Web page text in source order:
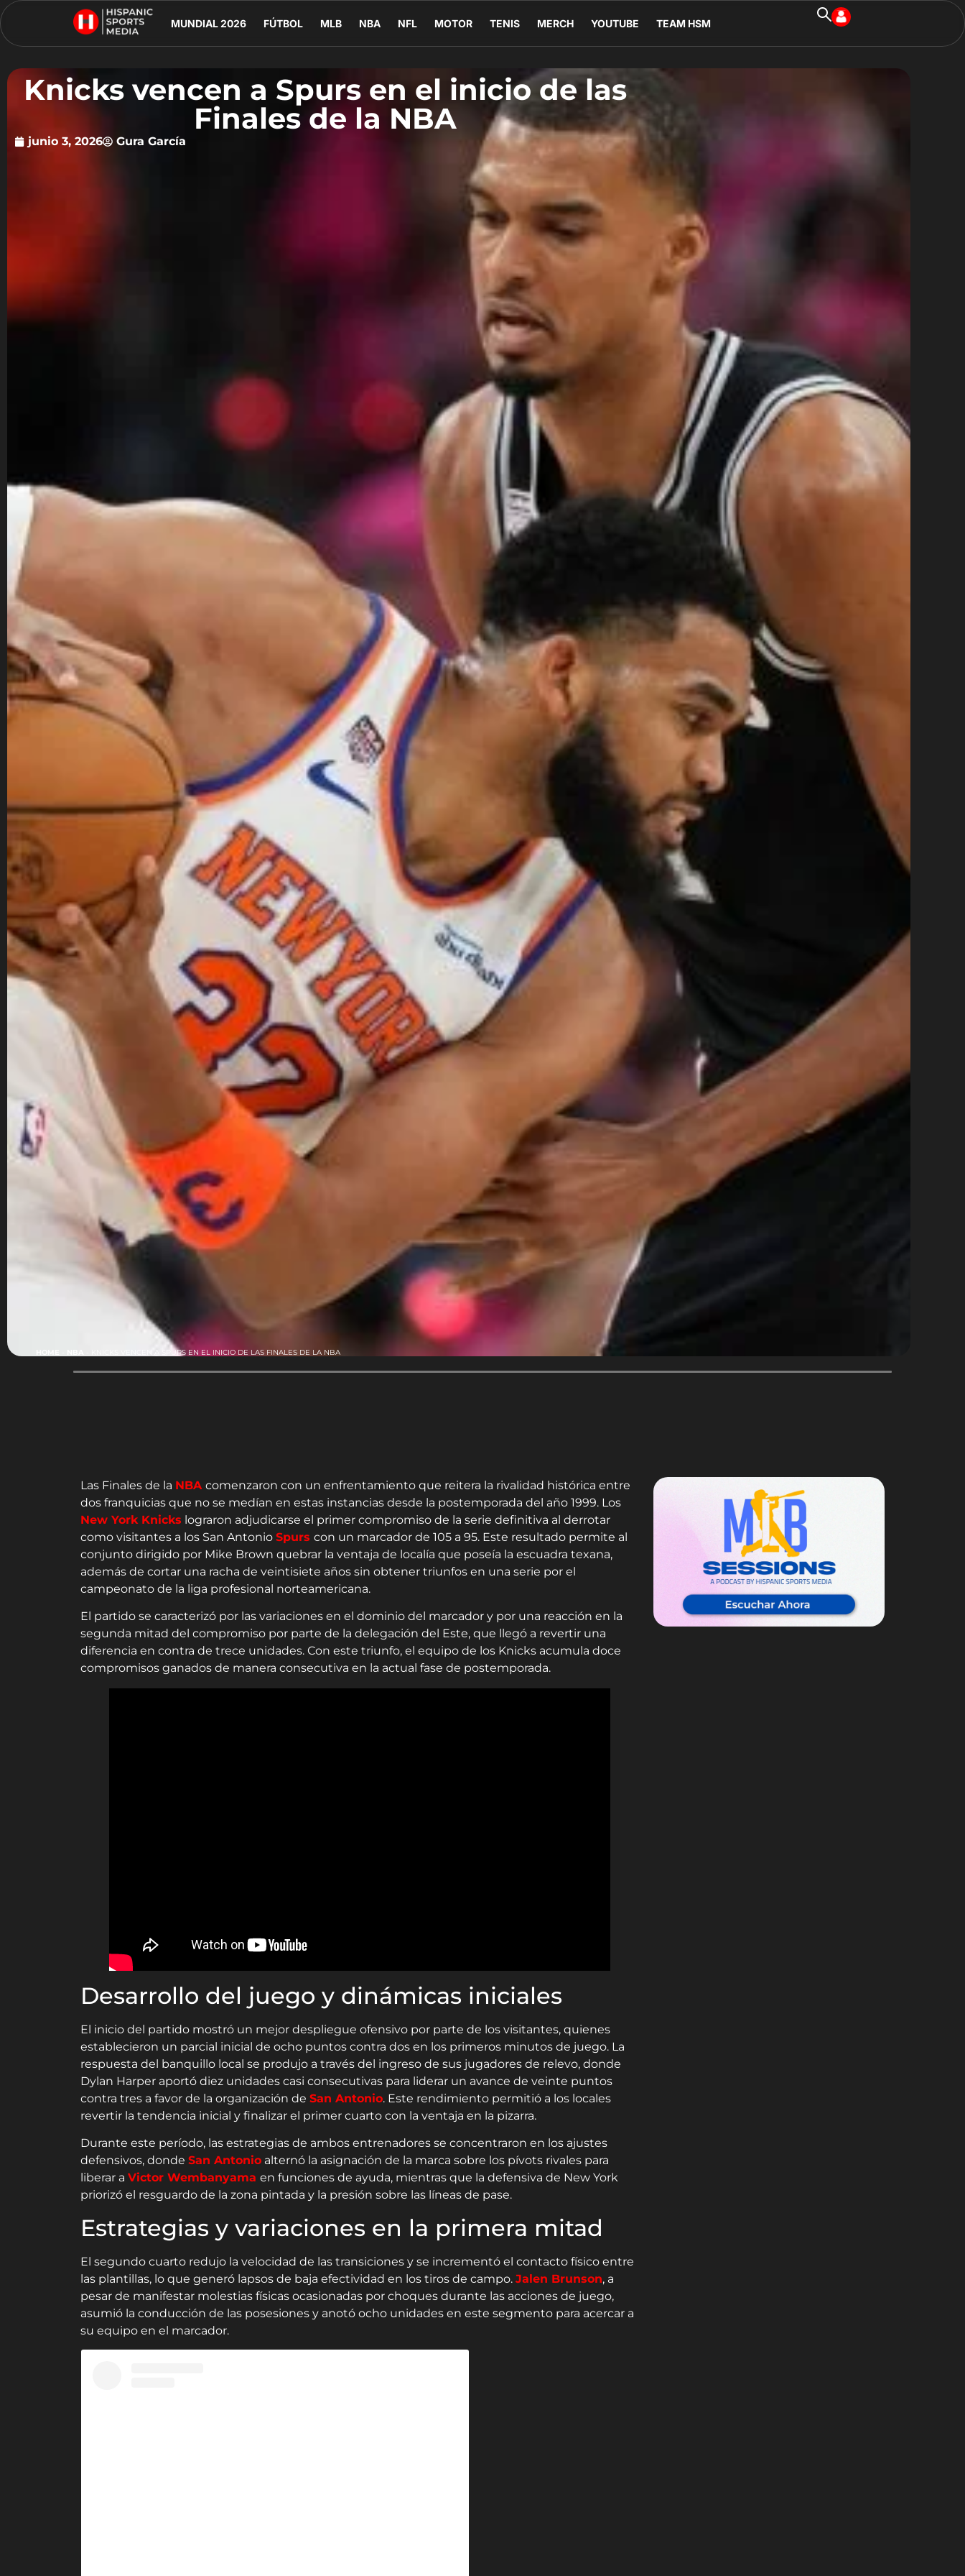
MUNDIAL 2026 FÚTBOL MLB NBA NFL MOTOR TENIS MERCH YOUTUBE TEAM HSM
Knicks vencen a Spurs en el inicio de las
Finales de la NBA
junio 3, 2026 Gura García
HOME KNICKS VENCEN A SPURS EN EL INICIO DE LAS FINALES DE LA NBA
Las Finales de la NBA comenzaron con un enfrentamiento que reitera la rivalidad histórica entre
dos franquicias que no se medían en estas instancias desde la postemporada del año 1999. Los
New York Knicks lograron adjudicarse el primer compromiso de la serie definitiva al derrotar
como visitantes a los San Antonio Spurs con un marcador de 105 a 95. Este resultado permite al
conjunto dirigido por Mike Brown quebrar la ventaja de localía que poseía la escuadra texana,
además de cortar una racha de veintisiete años sin obtener triunfos en una serie por el
campeonato de la liga profesional norteamericana.
El partido se caracterizó por las variaciones en el dominio del marcador y por una reacción en la
segunda mitad del compromiso por parte de la delegación del Este, que llegó a revertir una
diferencia en contra de trece unidades. Con este triunfo, el equipo de los Knicks acumula doce
compromisos ganados de manera consecutiva en la actual fase de postemporada.
Desarrollo del juego y dinámicas iniciales
El inicio del partido mostró un mejor despliegue ofensivo por parte de los visitantes, quienes
establecieron un parcial inicial de ocho puntos contra dos en los primeros minutos de juego. La
respuesta del banquillo local se produjo a través del ingreso de sus jugadores de relevo, donde
Dylan Harper aportó diez unidades casi consecutivas para liderar un avance de veinte puntos
contra tres a favor de la organización de San Antonio. Este rendimiento permitió a los locales
revertir la tendencia inicial y finalizar el primer cuarto con la ventaja en la pizarra.
Durante este período, las estrategias de ambos entrenadores se concentraron en los ajustes
defensivos, donde San Antonio alternó la asignación de la marca sobre los pívots rivales para
liberar a Victor Wembanyama en funciones de ayuda, mientras que la defensiva de New York
priorizó el resguardo de la zona pintada y la presión sobre las líneas de pase.
Estrategias y variaciones en la primera mitad
El segundo cuarto redujo la velocidad de las transiciones y se incrementó el contacto físico entre
las plantillas, lo que generó lapsos de baja efectividad en los tiros de campo. Jalen Brunson, a
pesar de manifestar molestias físicas ocasionadas por choques durante las acciones de juego,
asumió la conducción de las posesiones y anotó ocho unidades en este segmento para acercar a
su equipo en el marcador.